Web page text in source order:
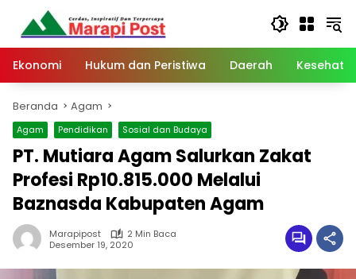
Langsung
konten
Ekonomi
Hukum dan Peristiwa Daerah
Beranda Agam
Agam Pendidikan Sosial dan Budaya
PT. Mutiara Agam Salurkan Zakat
Profesi Rp10.815.000 Melalui
Baznasda Kabupaten Agam
Marapipost
2 Min Baca
Desember 19, 2020